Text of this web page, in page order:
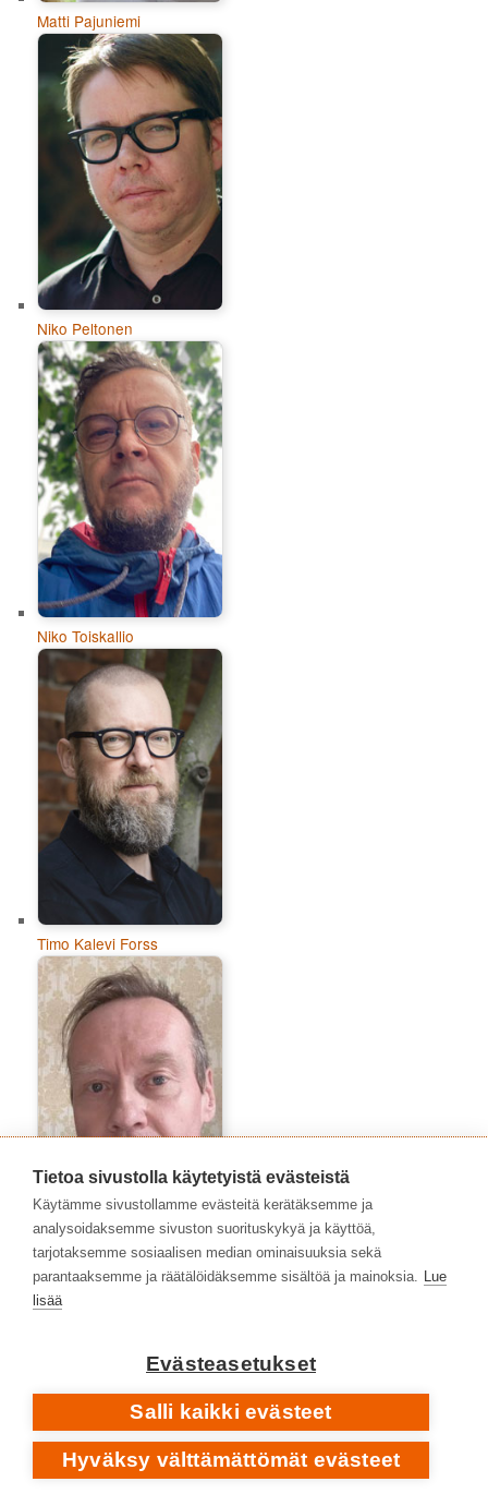
Matti Pajuniemi
Niko Peltonen
Niko Toiskallio
Timo Kalevi Forss
Tommi Viitamies
Tietoa sivustolla käytetyistä evästeistä
Käytämme sivustollamme evästeitä kerätäksemme ja
analysoidaksemme sivuston suorituskykyä ja käyttöä,
tarjotaksemme sosiaalisen median ominaisuuksia sekä
parantaaksemme ja räätälöidäksemme sisältöä ja mainoksia. Lue
lisää
Evästeasetukset
Salli kaikki evästeet
Hyväksy välttämättömät evästeet